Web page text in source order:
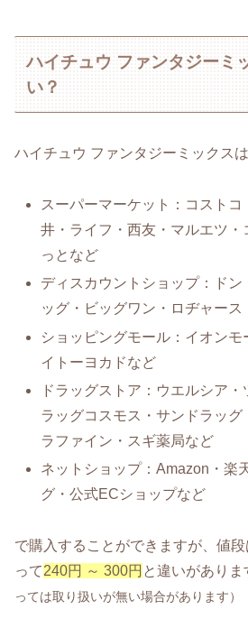
ハイチュウ ファンタジーミ
い？
ハイチュウ ファンタジーミックスは
スーパーマーケット：コスト
井・ライフ・西友・マルエツ・
っとなど
ディスカウントショップ：ド
ッグ・ビッグワン・ロヂャー
ショッピングモール：イオンモ
イトーヨカドなど
ドラッグストア：ウエルシア
ラッグコスモス・サンドラッグ
ラファイン・スギ薬局など
ネットショップ：Amazon・楽
グ・公式ECショップなど
で購入することができますが、値
って240円 ～ 300円 と違いがありま
っては取り扱いが無い場合があります）